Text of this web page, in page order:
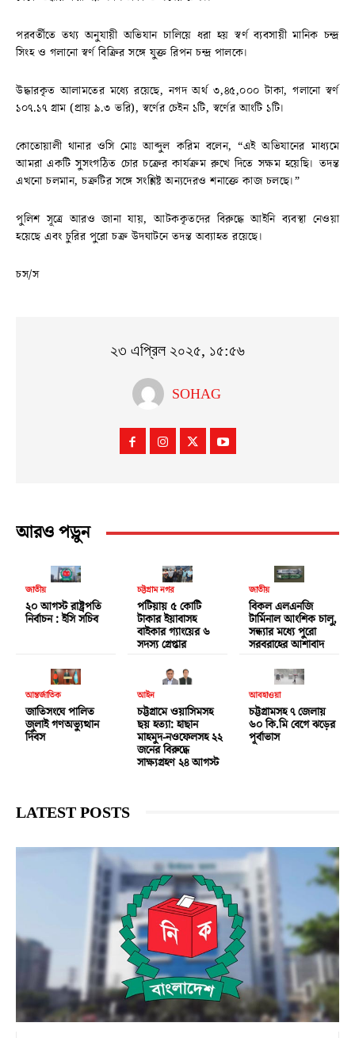
পরবর্তীতে তথ্য অনুযায়ী অভিযান চালিয়ে ধরা হয় স্বর্ণ ব্যবসায়ী মানিক চন্দ্র
সিংহ ও গলানো স্বর্ণ বিক্রির সঙ্গে যুক্ত রিপন চন্দ্র পালকে।
উদ্ধারকৃত আলামতের মধ্যে রয়েছে, নগদ অর্থ ৩,৪৫,০০০ টাকা, গলানো স্বর্ণ
১০৭.১৭ গ্রাম (প্রায় ৯.৩ ভরি), স্বর্ণের চেইন ১টি, স্বর্ণের আংটি ১টি।
কোতোয়ালী থানার ওসি মোঃ আব্দুল করিম বলেন, “এই অভিযানের মাধ্যমে
আমরা একটি সুসংগঠিত চোর চক্রের কার্যক্রম রুখে দিতে সক্ষম হয়েছি। তদন্ত
এখনো চলমান, চক্রটির সঙ্গে সংশ্লিষ্ট অন্যদেরও শনাক্তে কাজ চলছে।”
পুলিশ সূত্রে আরও জানা যায়, আটককৃতদের বিরুদ্ধে আইনি ব্যবস্থা নেওয়া
হয়েছে এবং চুরির পুরো চক্র উদঘাটনে তদন্ত অব্যাহত রয়েছে।
চস/স
২৩ এপ্রিল ২০২৫, ১৫:৫৬
SOHAG
আরও পড়ুন
জাতীয়
২০ আগস্ট রাষ্ট্রপতি
নির্বাচন : ইসি সচিব
চট্টগ্রাম নগর
পটিয়ায় ৫ কোটি
টাকার ইয়াবাসহ
বাইকার গ্যাংয়ের ৬
সদস্য গ্রেপ্তার
জাতীয়
বিকল এলএনজি
টার্মিনাল আংশিক চালু,
সন্ধ্যার মধ্যে পুরো
সরবরাহের আশাবাদ
আন্তর্জাতিক
জাতিসংঘে পালিত
জুলাই গণঅভ্যুত্থান
দিবস
আইন
চট্টগ্রামে ওয়াসিমসহ
ছয় হত্যা: হাছান
মাহমুদ-নওফেলসহ ২২
জনের বিরুদ্ধে
সাক্ষ্যগ্রহণ ২৪ আগস্ট
আবহাওয়া
চট্টগ্রামসহ ৭ জেলায়
৬০ কি.মি বেগে ঝড়ের
পূর্বাভাস
LATEST POSTS